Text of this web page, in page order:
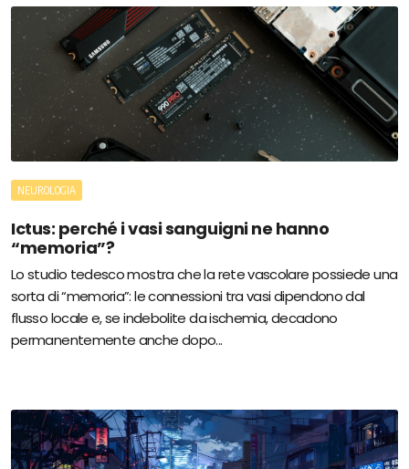
NEUROLOGIA
Ictus: perché i vasi sanguigni ne hanno
“memoria”?
Lo studio tedesco mostra che la rete vascolare possiede una
sorta di “memoria”: le connessioni tra vasi dipendono dal
flusso locale e, se indebolite da ischemia, decadono
permanentemente anche dopo...